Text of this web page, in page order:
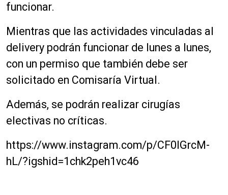
funcionar.
Mientras que las actividades vinculadas al
delivery podrán funcionar de lunes a lunes,
con un permiso que también debe ser
solicitado en Comisaría Virtual.
Además, se podrán realizar cirugías
electivas no críticas.
https://www.instagram.com/p/CF0lGrcM-
hL/?igshid=1chk2peh1vc46